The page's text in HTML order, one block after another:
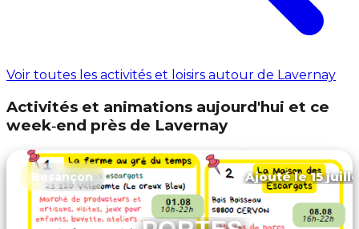
Voir toutes les activités et loisirs autour de Lavernay
Activités et animations aujourd'hui et ce
week‑end près de Lavernay
Besançon Ajouté le 15